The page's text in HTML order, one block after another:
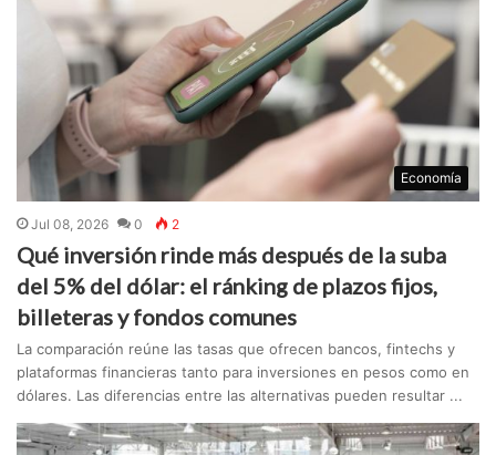
Economía
Jul 08, 2026 0 2
Qué inversión rinde más después de la suba
del 5% del dólar: el ránking de plazos fijos,
billeteras y fondos comunes
La comparación reúne las tasas que ofrecen bancos, fintechs y
plataformas financieras tanto para inversiones en pesos como en
dólares. Las diferencias entre las alternativas pueden resultar ...